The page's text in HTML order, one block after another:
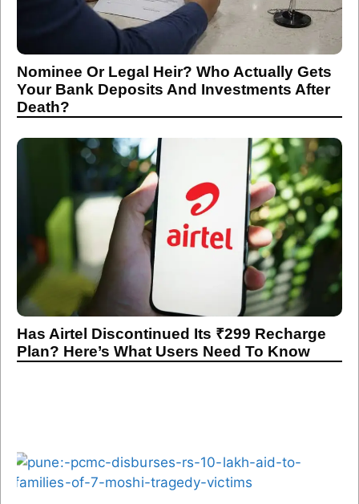
Nominee Or Legal Heir? Who Actually Gets
Your Bank Deposits And Investments After
Death?
Has Airtel Discontinued Its ₹299 Recharge
Plan? Here’s What Users Need To Know